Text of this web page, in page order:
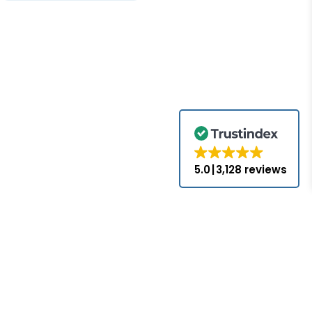
5.0 3,128 reviews